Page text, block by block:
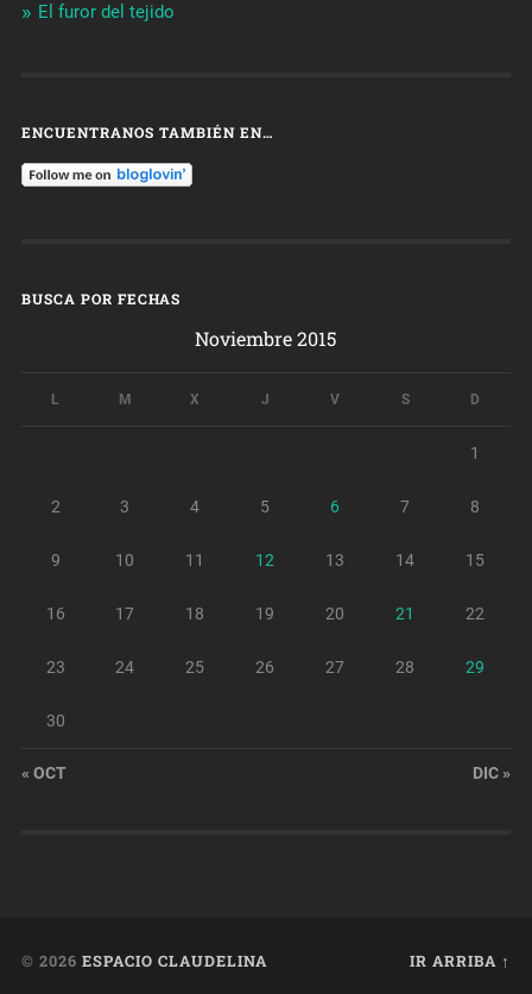
El furor del tejido
ENCUENTRANOS TAMBIÉN EN…
BUSCA POR FECHAS
Noviembre 2015
L M X J V S D
1
2 3 4 5 6 7 8
9 10 11 12 13 14 15
16 17 18 19 20 21 22
23 24 25 26 27 28 29
30
« OCT DIC »
© 2026 ESPACIO CLAUDELINA IR ARRIBA ↑